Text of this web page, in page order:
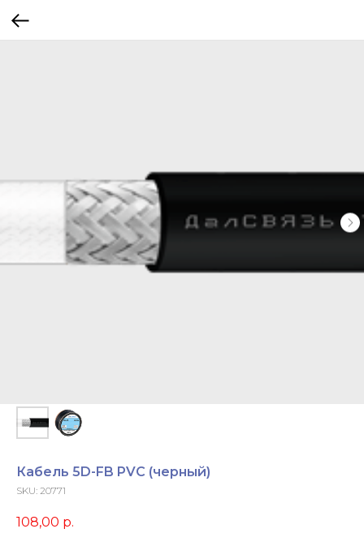
Кабель 5D-FB PVC (черный)
SKU: 20771
108,00 р.